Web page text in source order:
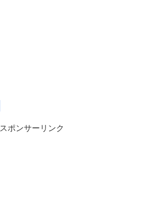
スポンサーリンク